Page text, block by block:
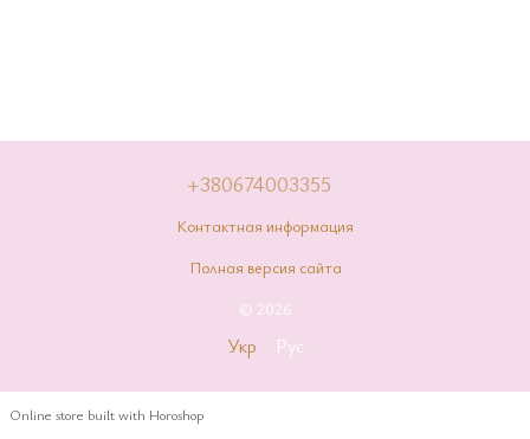
+380674003355
Контактная информация
Полная версия сайта
© 2026
Укр Рус
Online store built with Horoshop